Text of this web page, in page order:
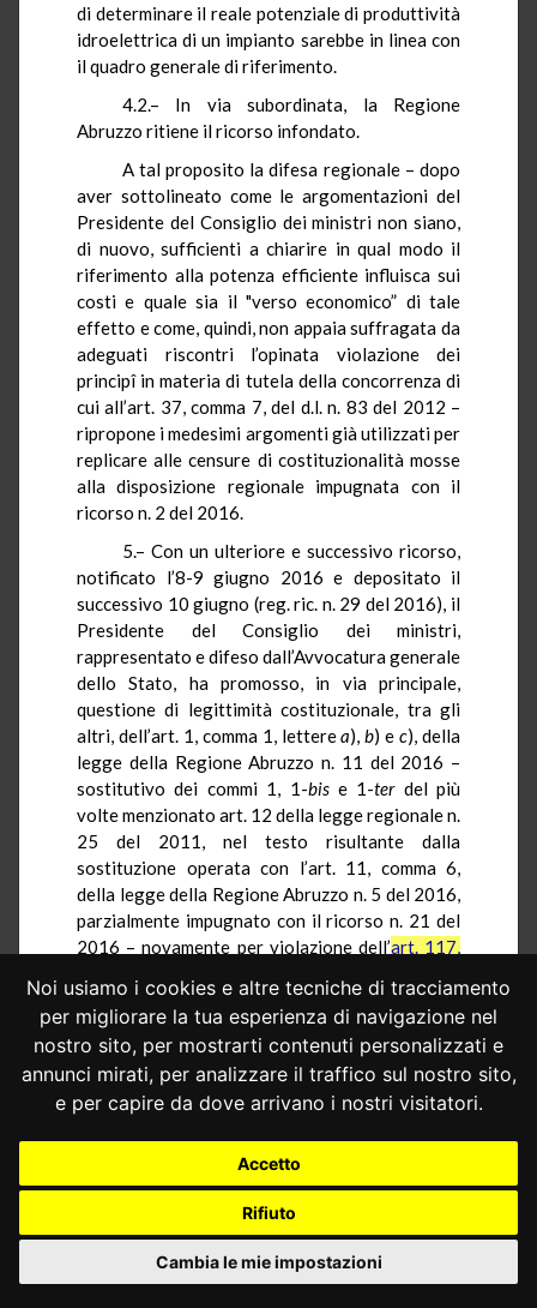
Noi usiamo i cookies e altre tecniche di tracciamento
per migliorare la tua esperienza di navigazione nel
nostro sito, per mostrarti contenuti personalizzati e
annunci mirati, per analizzare il traffico sul nostro sito,
e per capire da dove arrivano i nostri visitatori.
Accetto
Rifiuto
Cambia le mie impostazioni
di determinare il reale potenziale di produttività
idroelettrica di un impianto sarebbe in linea con
il quadro generale di riferimento.
4.2.– In via subordinata, la Regione
Abruzzo ritiene il ricorso infondato.
A tal proposito la difesa regionale – dopo
aver sottolineato come le argomentazioni del
Presidente del Consiglio dei ministri non siano,
di nuovo, sufficienti a chiarire in qual modo il
riferimento alla potenza efficiente influisca sui
costi e quale sia il "verso economico” di tale
effetto e come, quindi, non appaia suffragata da
adeguati riscontri l’opinata violazione dei
principî in materia di tutela della concorrenza di
cui all’art. 37, comma 7, del d.l.n. 83 del 2012 –
ripropone i medesimi argomenti già utilizzatiper
replicare alle censure di costituzionalità mosse
alla disposizione regionale impugnata con il
ricorso n. 2 del 2016.
5.– Con un ulteriore e successivo ricorso,
notificato l’8-9 giugno 2016 e depositato il
successivo 10 giugno (reg. ric. n. 29 del 2016), il
Presidente del Consiglio dei ministri,
rappresentato e difeso dall’Avvocatura generale
dello Stato, ha promosso, in via principale,
questione di legittimità costituzionale, tra gli
altri, dell’art. 1, comma 1, letterea),b) ec), della
legge della Regione Abruzzo n. 11 del 2016 –
sostitutivo dei commi 1, 1-bise 1-terdel più
volte menzionato art. 12 della legge regionale n.
25 del 2011, nel testo risultante dalla
sostituzione operata con l’art. 11, comma 6,
della legge della Regione Abruzzo n. 5 del 2016,
parzialmente impugnato con il ricorso n. 21 del
2016 –novamente per violazione dell’art. 117,
cui riserva alla competenza legislativa esclusiva
dello Stato la «tutela della concorrenza».
5.1.– Ricostruito il quadro normativo
statale in tema di determinazione dei canoni, il
ricorrente osserva che le disposizioni impugnate
provvedono a fissare il costo unitario per l’uso
idroelettrico, per le utenze con potenza
nominale superiore a 220Kw, in euro 35,00 per
di potenza efficiente; a rinviare, per la
ufficiale utilizzata per la potenza efficiente